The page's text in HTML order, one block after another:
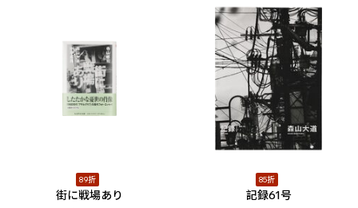
89折
街に戦場あり
85折
記録61号